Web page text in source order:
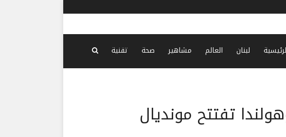
لبنان العالم مشاهير صحة تقنية
تفتتح مونديال